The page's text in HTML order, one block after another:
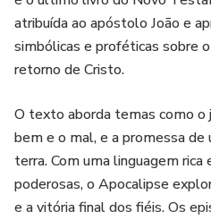
atribuída ao apóstolo João e
simbólicas e proféticas sobre
retorno de Cristo.
O texto aborda temas como o
bem e o mal, e a promessa de
terra. Com uma linguagem
poderosas, o Apocalipse
e a vitória final dos fiéis. Os